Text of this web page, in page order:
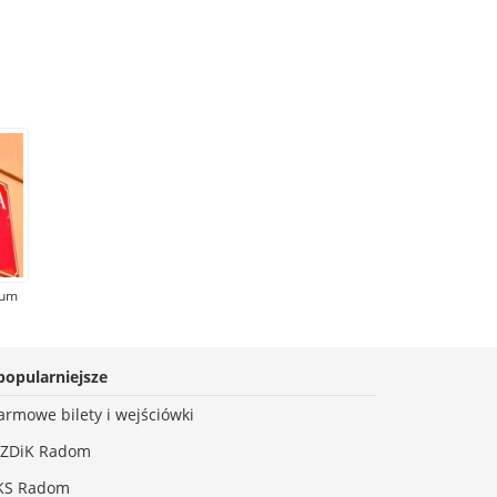
bilety i wejściówki
Radom
Radom